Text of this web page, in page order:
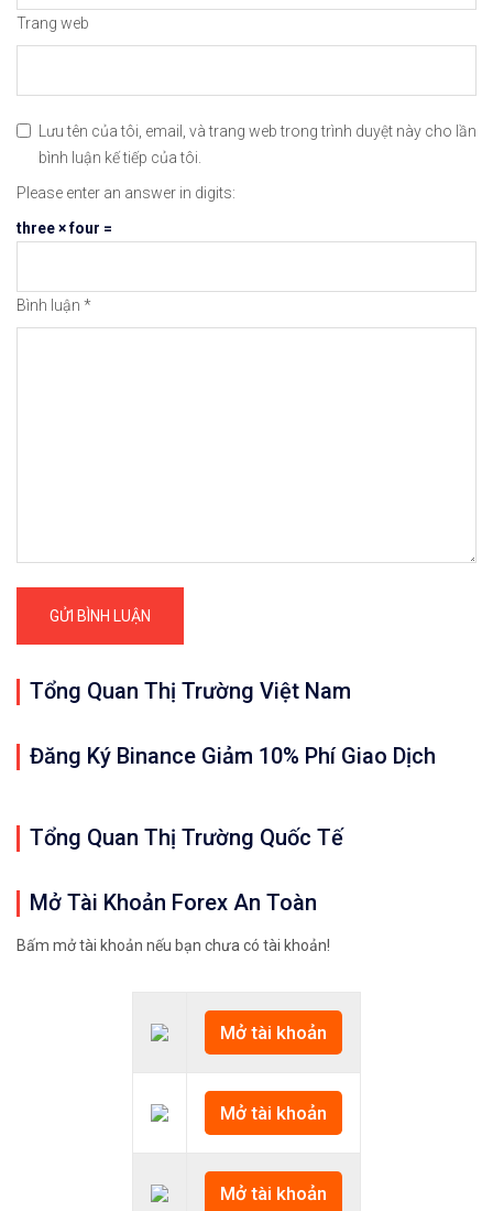
😘Cảm ơn bạn đã xem thông tin😘🍀🤗Chúc bạn
Trang web
Lưu tên của tôi, email, và trang web trong trình duyệt này cho lần
bình luận kế tiếp của tôi.
Please enter an answer in digits:
three × four =
Bình luận *
Tổng Quan Thị Trường Việt Nam
Đăng Ký Binance Giảm 10% Phí Giao Dịch
Tổng Quan Thị Trường Quốc Tế
Mở Tài Khoản Forex An Toàn
Bấm mở tài khoản nếu bạn chưa có tài khoản!
Mở tài khoản
Mở tài khoản
Mở tài khoản